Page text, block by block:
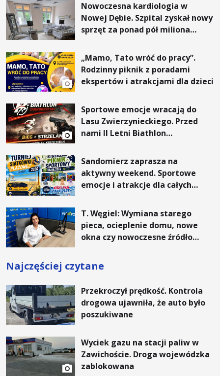
Nowoczesna kardiologia w
Nowej Dębie. Szpital zyskał nowy
sprzęt za ponad pół miliona
„Mamo, Tato wróć do pracy”.
Rodzinny piknik z poradami
ekspertów i atrakcjami dla dzieci
Sportowe emocje wracają do
Lasu Zwierzynieckiego. Przed
nami II Letni Biathlon
Sandomierz zaprasza na
aktywny weekend. Sportowe
emocje i atrakcje dla całych
T. Węgiel: Wymiana starego
pieca, ocieplenie domu, nowe
okna czy nowoczesne źródło
rachunki za energię, lepszy
komfort życia i... czystsze
Najczęściej czytane
Przekroczył prędkość. Kontrola
drogowa ujawniła, że auto było
poszukiwane
Wyciek gazu na stacji paliw w
Zawichoście. Droga wojewódzka
zablokowana